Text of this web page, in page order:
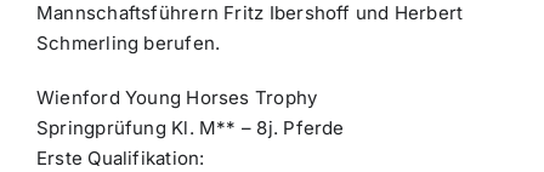
Mannschaftsführern Fritz Ibershoff und Herbert
Schmerling berufen.
Wienford Young Horses Trophy
Springprüfung Kl. M** – 8j. Pferde
Erste Qualifikation: